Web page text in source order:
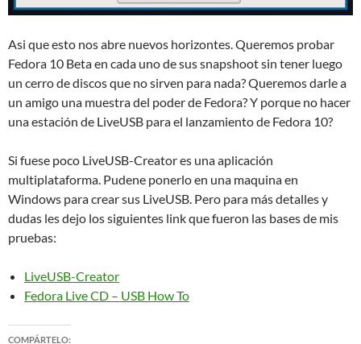
Asi que esto nos abre nuevos horizontes. Queremos probar
Fedora 10 Beta en cada uno de sus snapshoot sin tener luego
un cerro de discos que no sirven para nada? Queremos darle a
un amigo una muestra del poder de Fedora? Y porque no hacer
una estación de LiveUSB para el lanzamiento de Fedora 10?
Si fuese poco LiveUSB-Creator es una aplicación
multiplataforma. Pudene ponerlo en una maquina en
Windows para crear sus LiveUSB. Pero para más detalles y
dudas les dejo los siguientes link que fueron las bases de mis
pruebas:
LiveUSB-Creator
Fedora Live CD – USB How To
COMPÁRTELO: